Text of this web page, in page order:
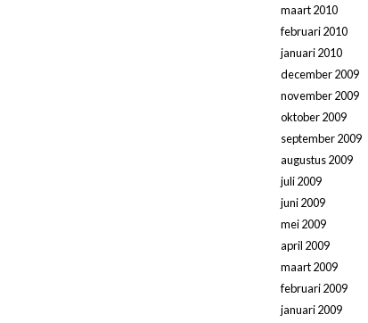
maart 2010
februari 2010
januari 2010
december 2009
november 2009
oktober 2009
september 2009
augustus 2009
juli 2009
juni 2009
mei 2009
april 2009
maart 2009
februari 2009
januari 2009